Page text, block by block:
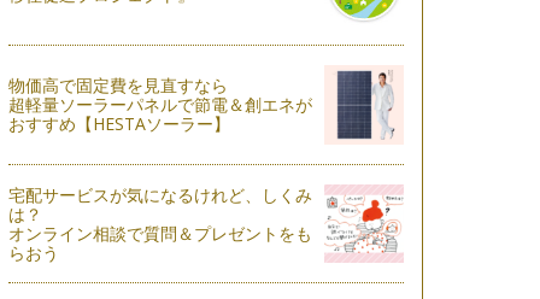
物価高で固定費を見直すなら
超軽量ソーラーパネルで節電＆創エネが
おすすめ【HESTAソーラー】
宅配サービスが気になるけれど、しくみ
は？
オンライン相談で質問＆プレゼントをも
らおう